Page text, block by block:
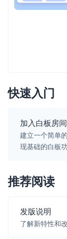
实现智能硬
集中展示声
对实时音频
云市场
一站式实时
拓展 SDK 能
使用录制、
云端录制
快速入门
加入白板房间
建立一个简单
现基础的白板功
推荐阅读
发版说明
了解新特性和